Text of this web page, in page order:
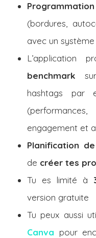
(bordures,
avec un
L’application
benchmark
hashtags par
engagement et
Planification
de créer tes
Tu es limité à
version gratuite
Tu peux aussi
Canva pour